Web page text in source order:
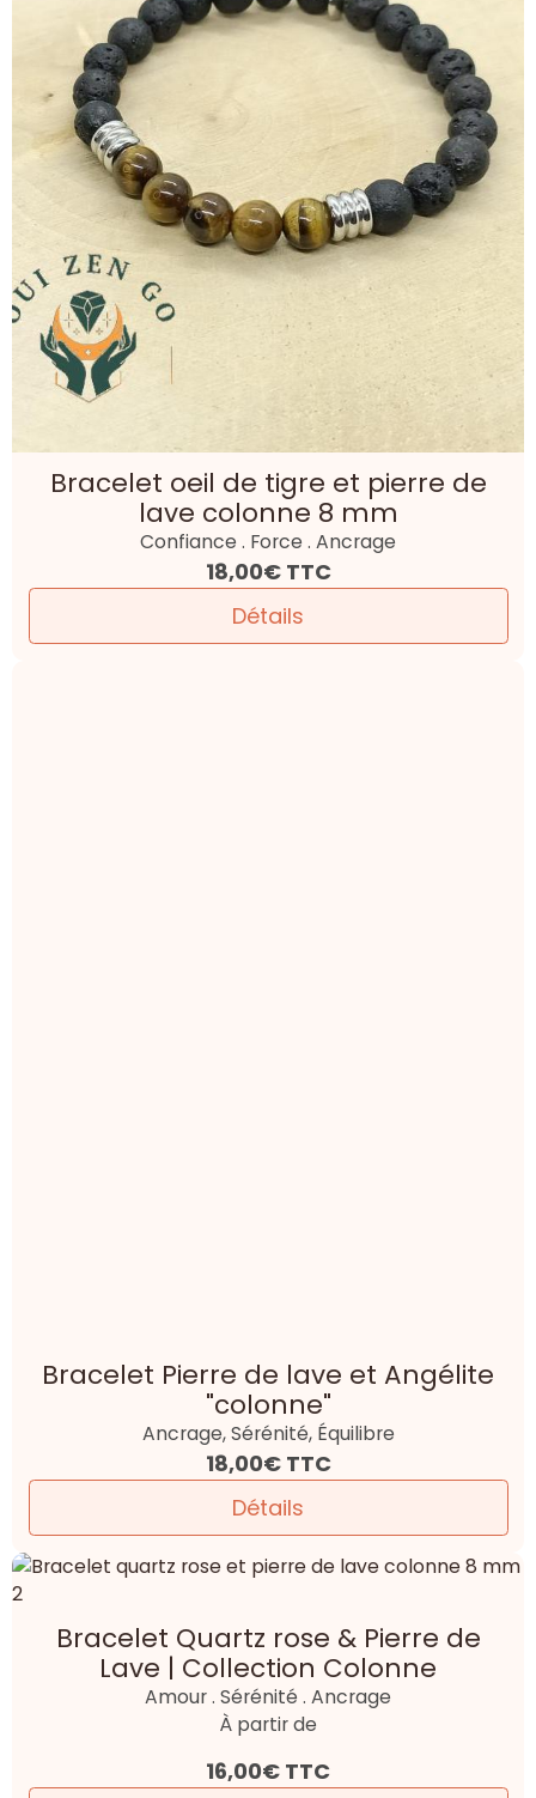
Bracelet oeil de tigre et pierre de
lave colonne 8 mm
Confiance . Force . Ancrage
18,00€ TTC
Détails
Bracelet Pierre de lave et Angélite
"colonne"
Ancrage, Sérénité, Équilibre
18,00€ TTC
Détails
Bracelet Quartz rose & Pierre de
Lave | Collection Colonne
Amour . Sérénité . Ancrage
À partir de
16,00€ TTC